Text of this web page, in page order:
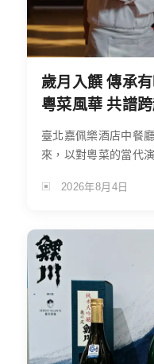
歲月入饌 傳承
粵菜風華 共譜
臺北嘉佩樂酒店中餐
來，以對粵菜的當代
2026年8月4日